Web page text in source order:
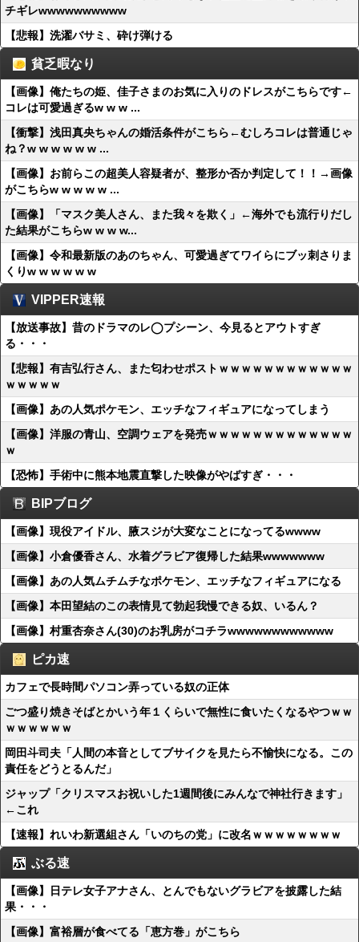
チギレwwwwwwwwww
【悲報】洗濯バサミ、砕け弾ける
貧乏暇なり
【画像】俺たちの姫、佳子さまのお気に入りのドレスがこちらです←
コレは可愛過ぎるw w w ...
【衝撃】浅田真央ちゃんの婚活条件がこちら←むしろコレは普通じゃ
ね？w w w w w w ...
【画像】お前らこの超美人容疑者が、整形か否か判定して！！→画像
がこちらw w w w w ...
【画像】「マスク美人さん、また我々を欺く」←海外でも流行りだし
た結果がこちらw w w w...
【画像】令和最新版のあのちゃん、可愛過ぎてワイらにブッ刺さりま
くりw w w w w w
VIPPER速報
【放送事故】昔のドラマのレ◯プシーン、今見るとアウトすぎ
る・・・
【悲報】有吉弘行さん、また匂わせポストｗｗｗｗｗｗｗｗｗｗｗｗ
ｗｗｗｗｗ
【画像】あの人気ポケモン、エッチなフィギュアになってしまう
【画像】洋服の青山、空調ウェアを発売ｗｗｗｗｗｗｗｗｗｗｗｗｗ
ｗ
【恐怖】手術中に熊本地震直撃した映像がやばすぎ・・・
BIPブログ
【画像】現役アイドル、腋スジが大変なことになってるwwww
【画像】小倉優香さん、水着グラビア復帰した結果wwwwwww
【画像】あの人気ムチムチなポケモン、エッチなフィギュアになる
【画像】本田望結のこの表情見て勃起我慢できる奴、いるん？
【画像】村重杏奈さん(30)のお乳房がコチラwwwwwwwwwwww
ピカ速
カフェで長時間パソコン弄っている奴の正体
ごつ盛り焼きそばとかいう年１くらいで無性に食いたくなるやつｗｗ
ｗｗｗｗｗｗ
岡田斗司夫「人間の本音としてブサイクを見たら不愉快になる。この
責任をどうとるんだ」
ジャップ「クリスマスお祝いした1週間後にみんなで神社行きます」
←これ
【速報】れいわ新選組さん「いのちの党」に改名ｗｗｗｗｗｗｗｗ
ぶる速
【画像】日テレ女子アナさん、とんでもないグラビアを披露した結
果・・・
【画像】富裕層が食べてる「恵方巻」がこちら